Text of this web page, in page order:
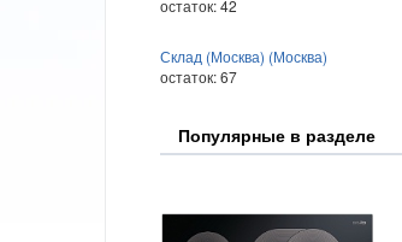
остаток:42
Склад (Москва) (Москва)
остаток:67
Популярные в разделе